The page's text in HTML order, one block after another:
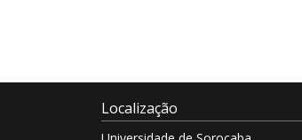
Localização